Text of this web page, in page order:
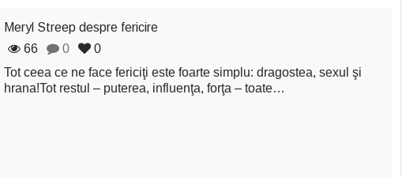
Meryl Streep despre fericire
66
0
0
Tot ceea ce ne face fericiţi este foarte simplu: dragostea, sexul şi
hrana!Tot restul – puterea, influenţa, forţa – toate…